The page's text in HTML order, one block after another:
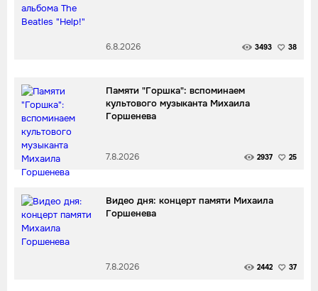
6.8.2026 3493 38
Памяти "Горшка": вспоминаем
культового музыканта Михаила
Горшенева
7.8.2026 2937 25
Видео дня: концерт памяти Михаила
Горшенева
7.8.2026 2442 37